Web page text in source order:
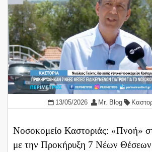
13/05/2026 Mr. Blog
Νοσοκομείο Καστοριάς: «Πνοή»
με την Προκήρυξη 7 Νέων Θέσεων